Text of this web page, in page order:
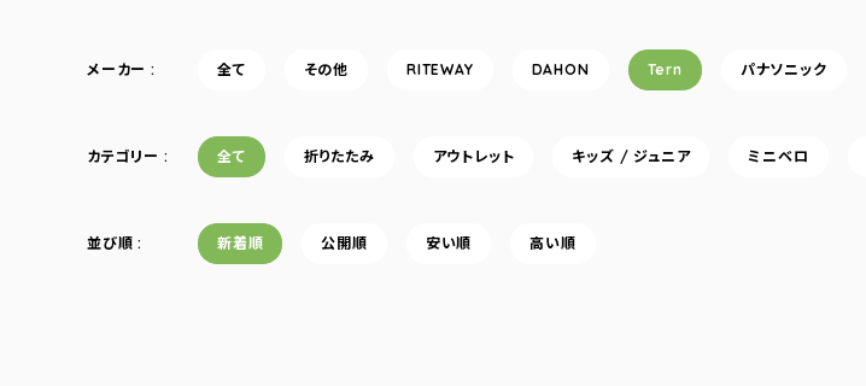
メーカー 全て その他 RITEWAY DAHON Tern パナソニック
カテゴリー 全て 折りたたみ アウトレット キッズ / ジュニア ミニベロ
並び順 新着順 公開順 安い順 高い順